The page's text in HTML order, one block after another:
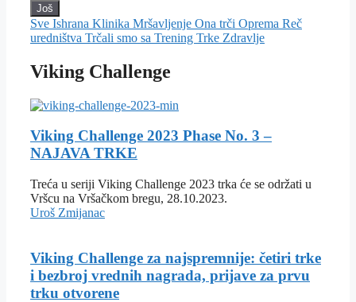
Još
Sve Ishrana Klinika Mršavljenje Ona trči Oprema Reč
uredništva Trčali smo sa Trening Trke Zdravlje
Viking Challenge
Viking Challenge 2023 Phase No. 3 –
NAJAVA TRKE
Treća u seriji Viking Challenge 2023 trka će se održati u
Vršcu na Vršačkom bregu, 28.10.2023.
Uroš Zmijanac
Viking Challenge za najspremnije: četiri trke
i bezbroj vrednih nagrada, prijave za prvu
trku otvorene